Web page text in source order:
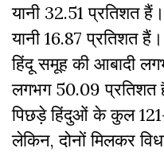
यानी 32.51 प्रतिशत
यानी 16.87 प्रतिशत
हिंदू समूह की आबादी
लगभग 50.09 प्रतिशत
पिछड़े हिंदुओं के कुल 121-
लेकिन, दोनों मिलकर